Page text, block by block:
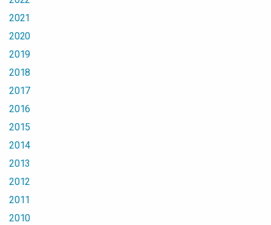
2021
2020
2019
2018
2017
2016
2015
2014
2013
2012
2011
2010